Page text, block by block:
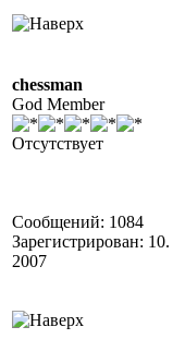
chessman
God Member
Отсутствует
Сообщений: 1084
Зарегистрирован:
2007